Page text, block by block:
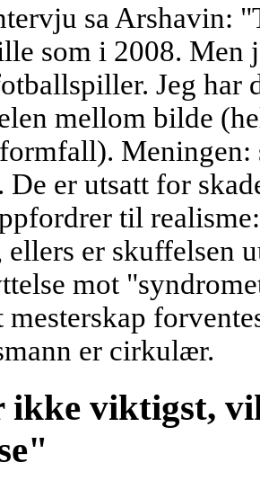
sa Arshavin:
som i 2008. Men
Jeg har
mellom bilde
De er utsatt for
til
ellers er skuffelsen
mot
er cirkulær.
ikke viktigst,